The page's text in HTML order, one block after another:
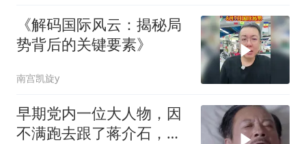
《解码国际风云：揭秘局
势背后的关键要素》
南宫凯旋y
早期党内一位大人物，因
不满跑去跟了蒋介石，不